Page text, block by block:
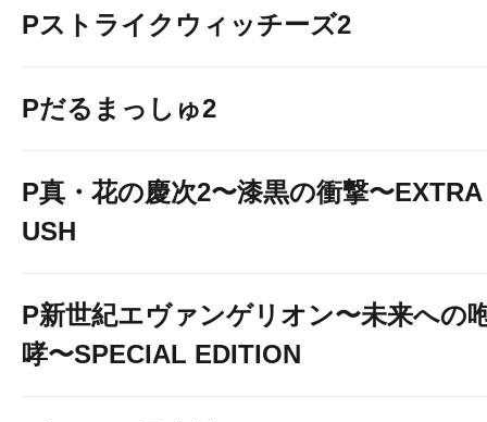
Pストライクウィッチーズ2
Pだるまっしゅ2
P真・花の慶次2〜漆黒の衝撃〜EXTRA
USH
P新世紀エヴァンゲリオン〜未来への
哮〜SPECIAL EDITION